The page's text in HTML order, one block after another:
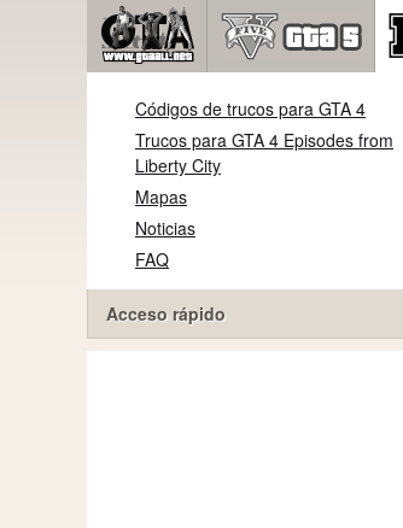
Códigos de trucos para GTA 4
Trucos para GTA 4 Episodes from
Liberty City
Mapas
Noticias
FAQ
Acceso rápido